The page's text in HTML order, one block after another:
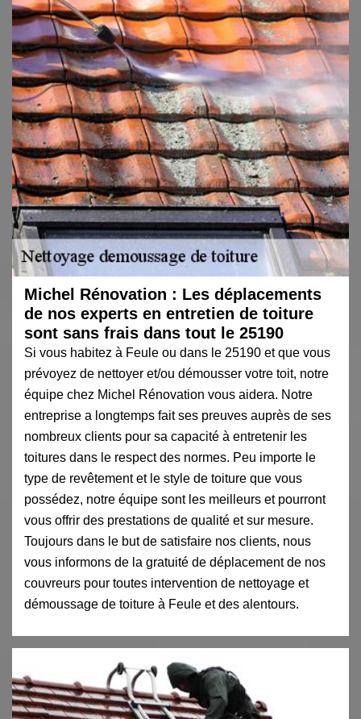
Michel Rénovation : Les déplacements
de nos experts en entretien de toiture
sont sans frais dans tout le 25190
Si vous habitez à Feule ou dans le 25190 et que vous
prévoyez de nettoyer et/ou démousser votre toit, notre
équipe chez Michel Rénovation vous aidera. Notre
entreprise a longtemps fait ses preuves auprès de ses
nombreux clients pour sa capacité à entretenir les
toitures dans le respect des normes. Peu importe le
type de revêtement et le style de toiture que vous
possédez, notre équipe sont les meilleurs et pourront
vous offrir des prestations de qualité et sur mesure.
Toujours dans le but de satisfaire nos clients, nous
vous informons de la gratuité de déplacement de nos
couvreurs pour toutes intervention de nettoyage et
démoussage de toiture à Feule et des alentours.